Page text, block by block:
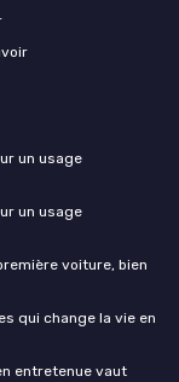
un usage
un usage
voiture, bien
qui change la vie en
entretenue vaut